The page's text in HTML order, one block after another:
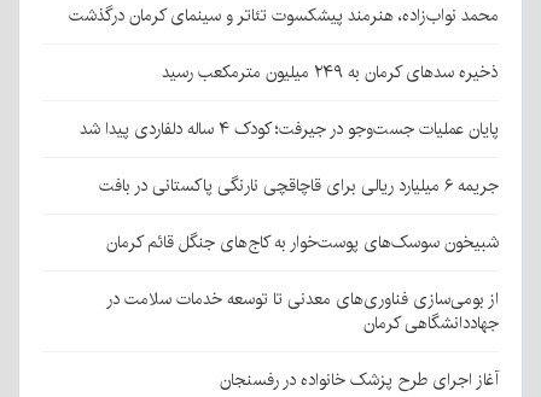
محمد نواب‌زاده، هنرمند پیشکسوت تئاتر و سینمای کرمان درگذشت
ذخیره سدهای کرمان به ۲۴۹ میلیون مترمکعب رسید
پایان عملیات جست‌وجو در جیرفت؛ کودک ۴ ساله دلفاردی پیدا شد
جریمه ۶ میلیارد ریالی برای قاچاقچی نارنگی پاکستانی در بافت
شبیخون سوسک‌های پوست‌خوار به کاج‌های جنگل قائم کرمان
از بومی‌سازی فناوری‌های معدنی تا توسعه خدمات سلامت در
جهاددانشگاهی کرمان
آغاز اجرای طرح پزشک خانواده در رفسنجان